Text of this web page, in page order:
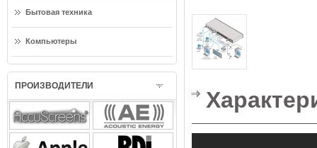
Бытовая техника
Компьютеры
ПРОИЗВОДИТЕЛИ